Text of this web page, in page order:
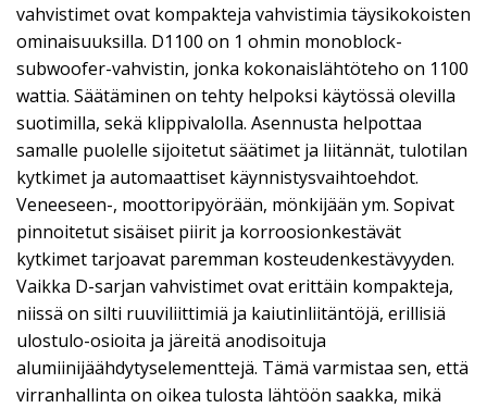
vahvistimet ovat kompakteja vahvistimia täysikokoisten
ominaisuuksilla. D1100 on 1 ohmin monoblock-
subwoofer-vahvistin, jonka kokonaislähtöteho on 1100
wattia. Säätäminen on tehty helpoksi käytössä olevilla
suotimilla, sekä klippivalolla. Asennusta helpottaa
samalle puolelle sijoitetut säätimet ja liitännät, tulotilan
kytkimet ja automaattiset käynnistysvaihtoehdot.
Veneeseen-, moottoripyörään, mönkijään ym. Sopivat
pinnoitetut sisäiset piirit ja korroosionkestävät
kytkimet tarjoavat paremman kosteudenkestävyyden.
Vaikka D-sarjan vahvistimet ovat erittäin kompakteja,
niissä on silti ruuviliittimiä ja kaiutinliitäntöjä, erillisiä
ulostulo-osioita ja järeitä anodisoituja
alumiinijäähdytyselementtejä. Tämä varmistaa sen, että
virranhallinta on oikea tulosta lähtöön saakka, mikä